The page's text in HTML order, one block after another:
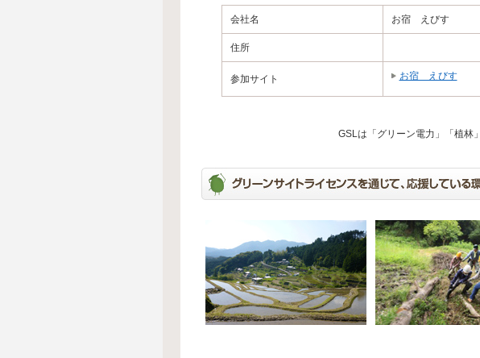
会社名 お宿 えびす
住所
参加サイト お宿 えびす
GSLは「グリーン電力」「植林